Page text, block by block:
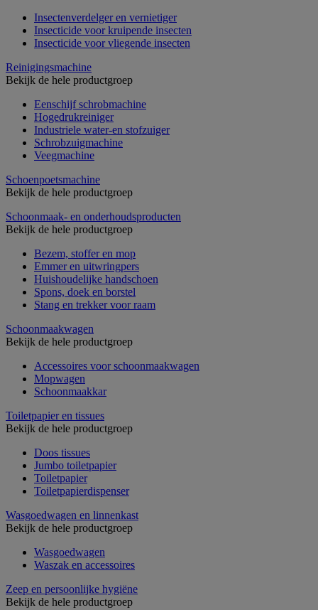
Insectenverdelger en vernietiger
Insecticide voor kruipende insecten
Insecticide voor vliegende insecten
Reinigingsmachine
Bekijk de hele productgroep
Eenschijf schrobmachine
Hogedrukreiniger
Industriele water-en stofzuiger
Schrobzuigmachine
Veegmachine
Schoenpoetsmachine
Bekijk de hele productgroep
Schoonmaak- en onderhoudsproducten
Bekijk de hele productgroep
Bezem, stoffer en mop
Emmer en uitwringpers
Huishoudelijke handschoen
Spons, doek en borstel
Stang en trekker voor raam
Schoonmaakwagen
Bekijk de hele productgroep
Accessoires voor schoonmaakwagen
Mopwagen
Schoonmaakkar
Toiletpapier en tissues
Bekijk de hele productgroep
Doos tissues
Jumbo toiletpapier
Toiletpapier
Toiletpapierdispenser
Wasgoedwagen en linnenkast
Bekijk de hele productgroep
Wasgoedwagen
Waszak en accessoires
Zeep en persoonlijke hygiëne
Bekijk de hele productgroep